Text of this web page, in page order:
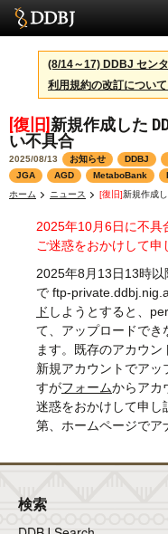
サービス
スパコン
統計
活動
センターについて
利用規約
問合せ
English
(8/14～17) DDBJ セン
利用規約の改訂につい
[復旧] 新規作成した
い不具合
2025/08/13 お知らせ DDBJ
JGA
AGD MetaboBank
ホーム
ニュース [復旧]新規作成
2025年10月6日に不具
ご迷惑をおかけして申
2025年8月13日13時
で ftp-
ド しようとすると、
て、アップロードでき
ます。既存のアカウン
新規アカウントでア
すがフォームからアカ
迷惑をおかけして申し
第、ホームページで
検索